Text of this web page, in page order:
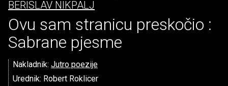
BERISLAV NIKPALJ
Ovu sam stranicu preskočio :
Sabrane pjesme
Nakladnik: Jutro poezije
Urednik: Robert Roklicer